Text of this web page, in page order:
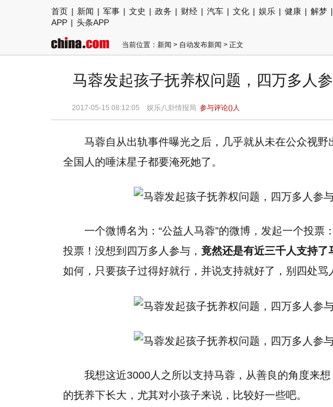
首页 | 新闻 | 军事 | 文史 | 政务 | 财经 | 汽车 | 文化 | 娱乐 | 健康 | 解梦 |
APP | 头条APP
当前位置： 新闻 > 自动发布新闻 > 正文
马蓉发起孩子抚养权问题，四万多人
2017-05-15 08:12:05 娱乐八卦情报局 参与评论()人
马蓉自从出轨事件曝光之后，几乎就从未在公众视
全国人的唾沫星子都要淹死她了。
一个微博名为：“公益人马蓉”的微博，发起一个投票
投票！没想到四万多人参与， 竟然还是有近三千人支持了
如何，只要孩子过得好就行，并说支持就好了，别四处骂
我想这近3000人之所以支持马蓉，从善良的角度来
的抚养下长大，尤其对小孩子来说，比较好一些吧。